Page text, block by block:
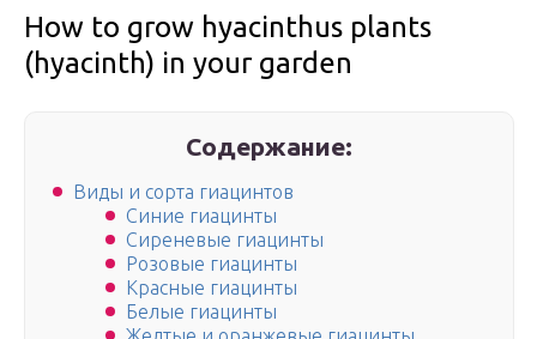
How to grow hyacinthus plants
(hyacinth) in your garden
Содержание:
Виды и сорта гиацинтов
Синие гиацинты
Сиреневые гиацинты
Розовые гиацинты
Красные гиацинты
Белые гиацинты